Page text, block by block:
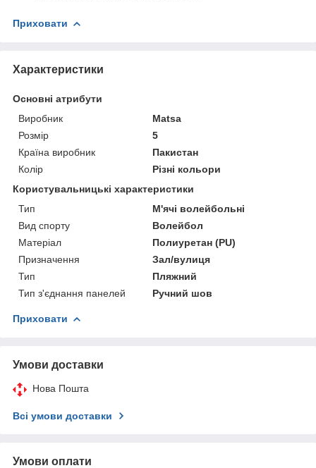
Приховати
Характеристики
Основні атрибути
Виробник
Matsa
Розмір
5
Країна виробник
Пакистан
Колір
Різні кольори
Користувальницькі характеристики
Тип
М'ячі волейбольні
Вид спорту
Волейбол
Матеріал
Полиуретан (PU)
Призначення
Зал/вулиця
Тип
Пляжний
Тип з'єднання панелей
Ручний шов
Приховати
Умови доставки
Нова Пошта
Всі умови доставки
Умови оплати